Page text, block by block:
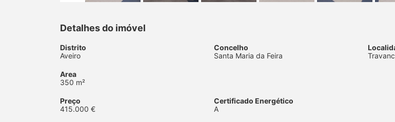
Detalhes do imóvel
Distrito
Aveiro
Concelho
Santa Maria da Feira
Area
350 m²
Preço
415.000 €
Certificado Energético
A